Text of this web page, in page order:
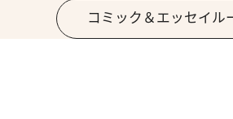
コミック＆エッセイル